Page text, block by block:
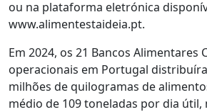
ou na plataforma eletrónica
www.alimentestaideia.pt.
Em 2024, os 21 Bancos Alimentares
operacionais em Portugal
milhões de quilogramas de
médio de 109 toneladas por dia